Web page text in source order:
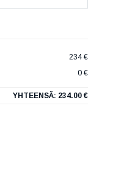
234 €
0 €
YHTEENSÄ: 234.00 €